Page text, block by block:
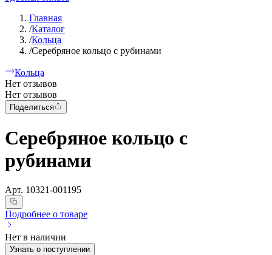
Главная
/Каталог
/Кольца
/Серебряное кольцо с рубинами
Кольца
Нет отзывов
Нет отзывов
Поделиться
Серебряное кольцо с
рубинами
Арт. 10321-001195
Подробнее о товаре
Нет в наличии
Узнать о поступлении